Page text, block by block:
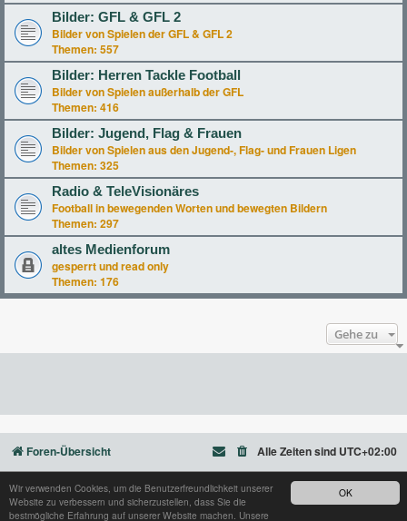
OK
Wir verwenden Cookies, um die Benutzerfreundlichkeit unserer
Website zu verbessern und sicherzustellen, dass Sie die
bestmögliche Erfahrung auf unserer Website machen. Unsere
Bilder: GFL & GFL 2
Bilder von Spielen der GFL & GFL 2
Themen: 557
Bilder: Herren Tackle Football
Bilder von Spielen außerhalb der GFL
Themen: 416
Bilder: Jugend, Flag & Frauen
Bilder von Spielen aus den Jugend-, Flag- und Frauen Ligen
Themen: 325
Radio & TeleVisionäres
Football in bewegenden Worten und bewegten Bildern
Themen: 297
altes Medienforum
gesperrt und read only
Themen: 176
Gehe zu
Foren-Übersicht Alle Zeiten sind UTC+02:00
Powered byphpBB® Forum Software © phpBB Limited